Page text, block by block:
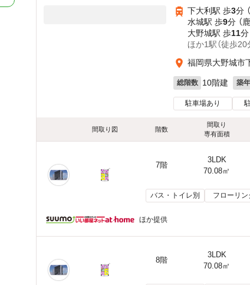
下大利駅 歩3分
水城駅 歩9分 （
大野城駅 歩11分
ほか1駅（徒歩20
福岡県大野城市
総階数 10階建 築
駐車場あり
間取り図 階数
間取り
専有面積
7階
3LDK
70.08㎡
バス・トイレ別 フローリン
ほか提供
8階
3LDK
70.08㎡